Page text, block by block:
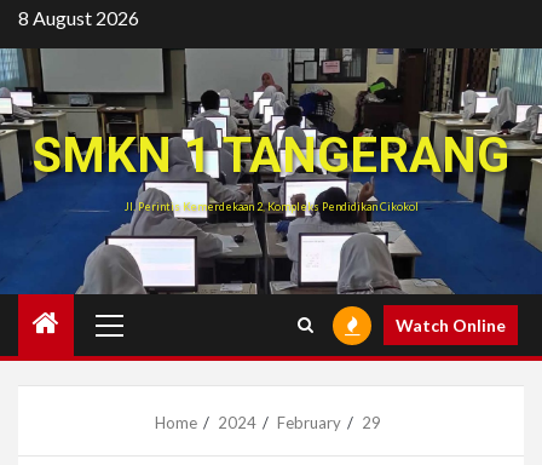
Skip
to
content
8 August 2026
SMKN 1 TANGERANG
Jl. Perintis Kemerdekaan 2, Kompleks Pendidikan Cikokol
Menu
Watch Online
Home 2024 February 29